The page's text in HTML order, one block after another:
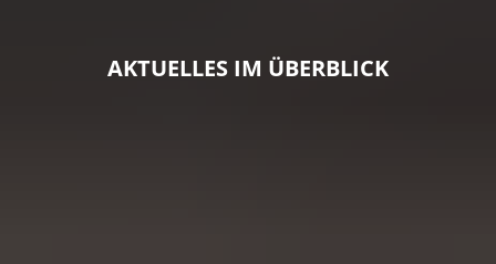
AKTUELLES IM ÜBERBLICK